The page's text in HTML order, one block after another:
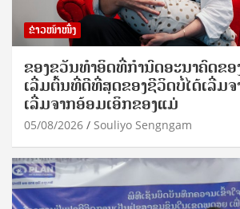
ຂ່າວໜ້າໜຶ່ງ
ຂອງຂວັນທໍາອິດທີ່ກໍານົດອະນາຄົດຂອ
ເລີ່ມຕົ້ນທີ່ດີທີ່ສຸດຂອງຊີວິດບໍ່ໄດ້ເລີ່ມ
ເລີ່ມຈາກອ້ອມເອິກຂອງແມ່
05/08/2026 Souliyo Sengngam